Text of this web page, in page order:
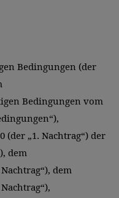
Bedingungen (der
Bedingungen vom
(der „1. Nachtrag“) der
dem
dem